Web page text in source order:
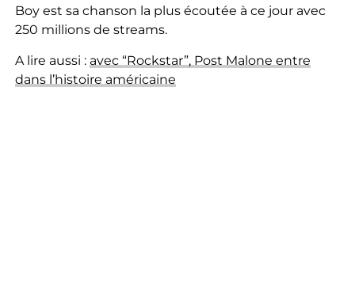
Boy est sa chanson la plus écoutée à ce jour avec
250 millions de streams.
A lire aussi : avec “Rockstar”, Post Malone entre
dans l’histoire américaine